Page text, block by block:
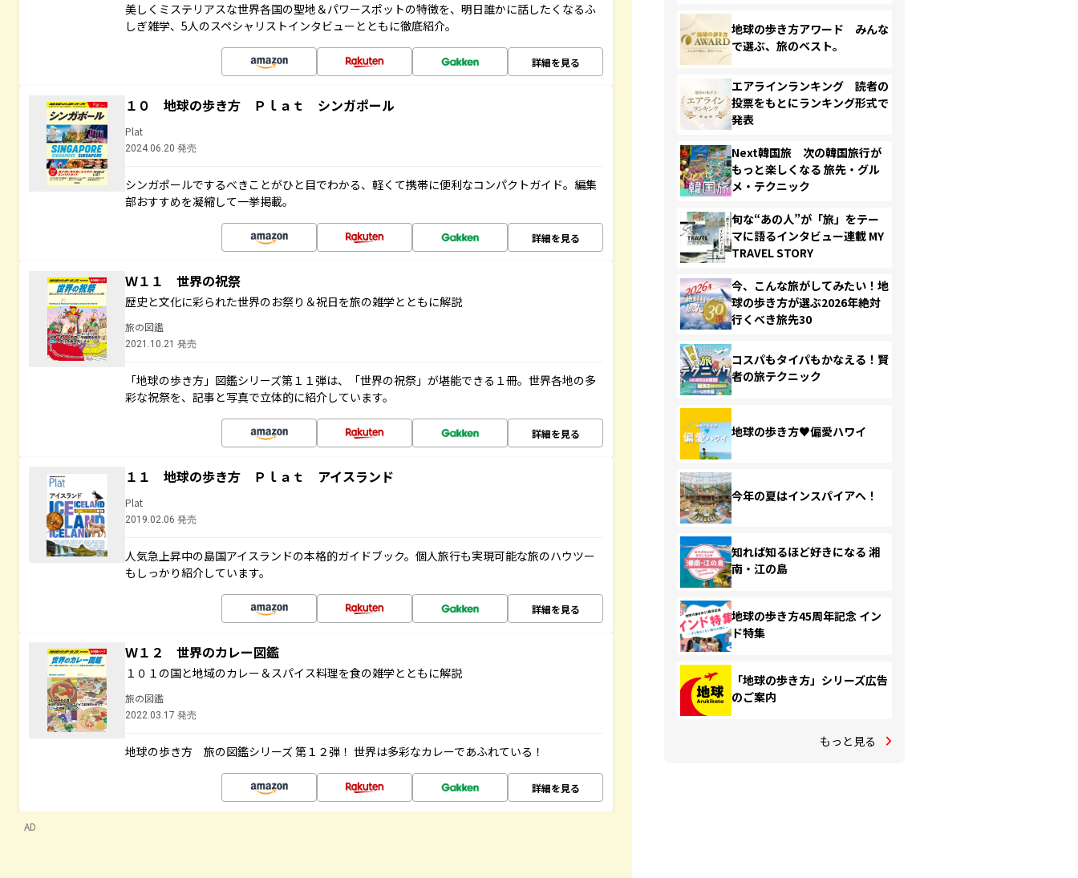
美しくミステリアスな世界各国の聖地＆パワースポットの特徴を、明日誰かに話したくなるふ
しぎ雑学、5人のスペシャリストインタビューとともに徹底紹介。
詳細を見る
１０ 地球の歩き方 Ｐｌａｔ シンガポール
Plat
2024.06.20 発売
シンガポールでするべきことがひと目でわかる、軽くて携帯に便利なコンパクトガイド。編集
部おすすめを凝縮して一挙掲載。
詳細を見る
Ｗ１１ 世界の祝祭
歴史と文化に彩られた世界のお祭り＆祝日を旅の雑学とともに解説
旅の図鑑
2021.10.21 発売
「地球の歩き方」図鑑シリーズ第１１弾は、「世界の祝祭」が堪能できる１冊。世界各地の多
彩な祝祭を、記事と写真で立体的に紹介しています。
詳細を見る
１１ 地球の歩き方 Ｐｌａｔ アイスランド
Plat
2019.02.06 発売
人気急上昇中の島国アイスランドの本格的ガイドブック。個人旅行も実現可能な旅のハウツー
もしっかり紹介しています。
詳細を見る
Ｗ１２ 世界のカレー図鑑
１０１の国と地域のカレー＆スパイス料理を食の雑学とともに解説
旅の図鑑
2022.03.17 発売
地球の歩き方 旅の図鑑シリーズ 第１２弾！ 世界は多彩なカレーであふれている！
詳細を見る
AD
地球の歩き方アワード みんな
で選ぶ、旅のベスト。
エアラインランキング 読者の
投票をもとにランキング形式で
発表
Next韓国旅 次の韓国旅行が
もっと楽しくなる 旅先・グル
メ・テクニック
旬な“あの人”が「旅」をテー
マに語るインタビュー連載 MY
TRAVEL STORY
今、こんな旅がしてみたい！地
球の歩き方が選ぶ2026年絶対
行くべき旅先30
コスパもタイパもかなえる！賢
者の旅テクニック
地球の歩き方♥偏愛ハワイ
今年の夏はインスパイアへ！
知れば知るほど好きになる 湘
南・江の島
地球の歩き方45周年記念 イン
ド特集
「地球の歩き方」シリーズ広告
のご案内
もっと見る